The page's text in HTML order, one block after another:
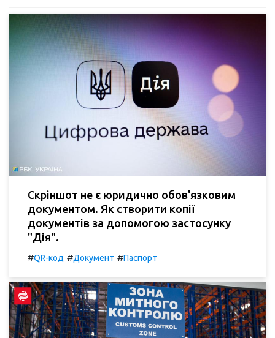
Скріншот не є юридично обов'язковим
документом. Як створити копії
документів за допомогою застосунку
"Дія".
#QR-код #Документ #Паспорт